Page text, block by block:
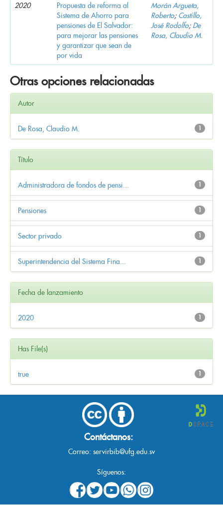
2020
Propuesta de reforma al
Sistema de Ahorro para
pensiones de El Salvador:
para mejorar las pensiones
y garantizar que sean de
por vida
Morán Argueta,
Roberto; Castillo,
José Rodolfo; De
Rosa, Claudio M.
Otras opciones relacionadas
Autor
1
De Rosa, Claudio M.
Título
1
Administradora de fondos de pensi...
1
Pensiones
1
Sector privado
1
Superintendencia del Sistema Fina...
Fecha de lanzamiento
1
2020
Has File(s)
1
true
Contáctanos:
Correo: servirbib@ufg.edu.sv
Síguenos: